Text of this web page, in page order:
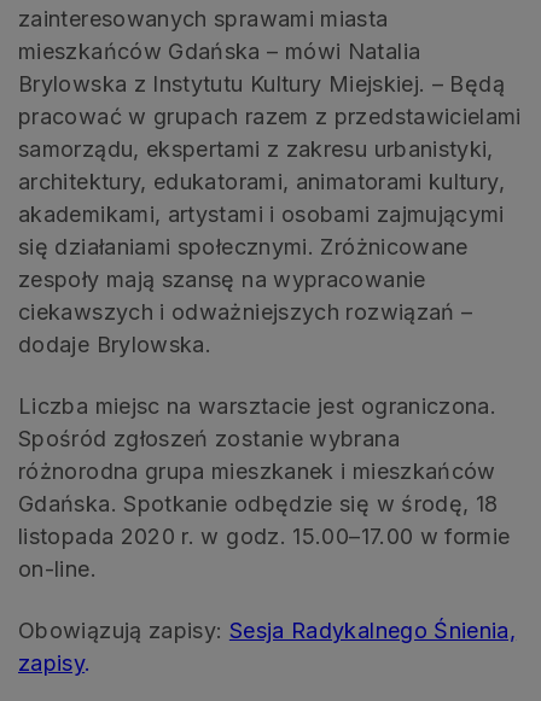
zainteresowanych sprawami miasta
mieszkańców Gdańska – mówi Natalia
Brylowska z Instytutu Kultury Miejskiej. – Będą
pracować w grupach razem z przedstawicielami
samorządu, ekspertami z zakresu urbanistyki,
architektury, edukatorami, animatorami kultury,
akademikami, artystami i osobami zajmującymi
się działaniami społecznymi. Zróżnicowane
zespoły mają szansę na wypracowanie
ciekawszych i odważniejszych rozwiązań –
dodaje Brylowska.
Liczba miejsc na warsztacie jest ograniczona.
Spośród zgłoszeń zostanie wybrana
różnorodna grupa mieszkanek i mieszkańców
Gdańska. Spotkanie odbędzie się w środę, 18
listopada 2020 r. w godz. 15.00–17.00 w formie
on-line.
Obowiązują zapisy: Sesja Radykalnego Śnienia,
zapisy.